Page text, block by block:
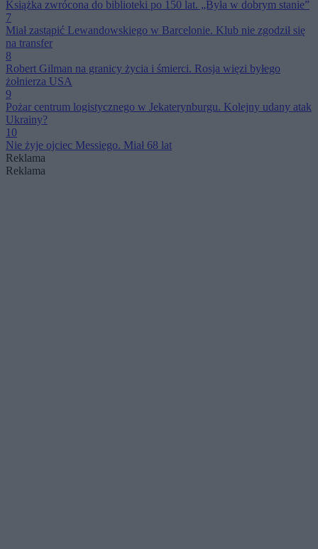
Książka zwrócona do biblioteki po 150 lat. „Była w dobrym stanie”
7
Miał zastąpić Lewandowskiego w Barcelonie. Klub nie zgodził się
na transfer
8
Robert Gilman na granicy życia i śmierci. Rosja więzi byłego
żołnierza USA
9
Pożar centrum logistycznego w Jekaterynburgu. Kolejny udany atak
Ukrainy?
10
Nie żyje ojciec Messiego. Miał 68 lat
Reklama
Reklama